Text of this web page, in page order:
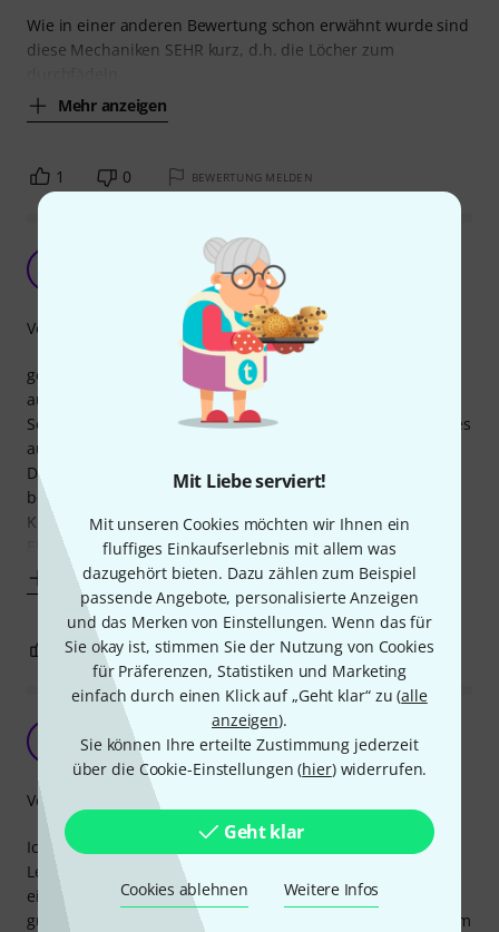
Mit Liebe serviert!
Mit unseren Cookies möchten wir Ihnen ein
fluffiges Einkaufserlebnis mit allem was
dazugehört bieten. Dazu zählen zum Beispiel
passende Angebote, personalisierte Anzeigen
und das Merken von Einstellungen. Wenn das für
Sie okay ist, stimmen Sie der Nutzung von Cookies
für Präferenzen, Statistiken und Marketing
einfach durch einen Klick auf „Geht klar“ zu (alle
anzeigen).
Sie können Ihre erteilte Zustimmung jederzeit
über die Cookie-Einstellungen (hier) widerrufen.
Geht klar
Cookies ablehnen Weitere Infos
Wie in einer anderen Bewertung schon erwähnt wurde sind
diese Mechaniken SEHR kurz, d.h. die Löcher zum
Mehr anzeigen
1 0 BEWERTUNG MELDEN
Für eine Gibson SG Tribute 2019
Hugo van M. 10.09.2020
gekauft. Habe so langsam alle meine Gitarren umgerüstet
auf Locking Tuner. Sind stimmstabil und erleichtert den
Seitenwechsel. Sind etwas grüner, aber nachdem na ja alles
austauscht ist's egal.
Der Austausch war sehr einfach. Man muss nichts nach
bohren oder sonst was machen. Kleiner
Kreuzschlitzschraubenzieher und 10er Schlüssel reichen.
Einfach beim
Mehr anzeigen
Verarbeitung
0 BEWERTUNG MELDEN
Fast gut
Kurt aus B. 31.07.2020
Ich habe damit die Tuner meiner Amerikanischen Gibson
Les Paul Studio ersetzt um das aufwickeln zu sparen. Hatte
ein wenig Bedenken, da einige Rezessionen nicht ganz so
gut waren in Bezug auf reissen der Saiten. Das hat sich zum
Verarbeitung